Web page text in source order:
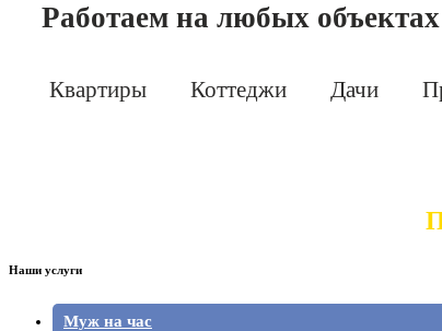
Работаем на любых объектах
Квартиры Коттеджи Дачи
Наши услуги
Муж на час